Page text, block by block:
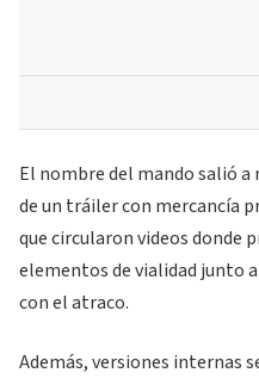
El nombre del mando salió
de un tráiler con mercancía
que circularon videos donde
elementos de vialidad junto
con el atraco.
Además, versiones internas